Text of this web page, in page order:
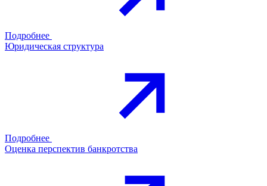
Подробнее
Юридическая структура
Подробнее
Оценка перспектив банкротства